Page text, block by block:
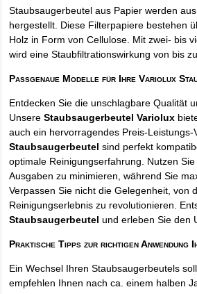
Staubsaugerbeutel aus Papier werden
hergestellt. Diese Filterpapiere bestehen
Holz in Form von Cellulose. Mit zwei- bis
wird eine Staubfiltrationswirkung von bis
Passgenaue Modelle für Ihre Variolux
Entdecken Sie die unschlagbare Qualität
UnsereStaubsaugerbeutel Variolux
auch ein hervorragendes Preis-
Staubsaugerbeutel sind perfekt
optimale Reinigungserfahrung. Nutzen
Ausgaben zu minimieren, während Sie
Verpassen Sie nicht die Gelegenheit, von
Reinigungserlebnis zu revolutionieren.
Staubsaugerbeutel und erleben Sie den
Praktische Tipps zur richtigen Anwendung
Ein Wechsel Ihren Staubsaugerbeutels
empfehlen Ihnen nach ca. einem halben